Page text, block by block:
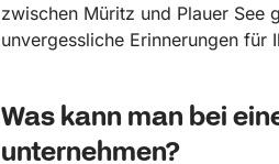
zwischen Müritz und Plauer See
unvergessliche Erinnerungen für
Was kann man bei
unternehmen?